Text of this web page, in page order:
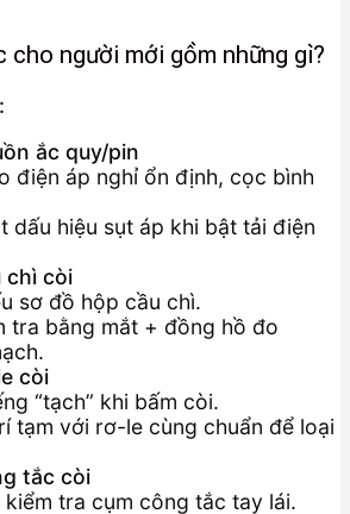
cho người mới gồm những gì?
ắc quy/pin
điện áp nghỉ ổn định, cọc bình
dấu hiệu sụt áp khi bật tải điện
chì còi
sơ đồ hộp cầu chì.
tra bằng mắt + đồng hồ đo
còi
“tạch” khi bấm còi.
tạm với rơ-le cùng chuẩn để loại
tắc còi
kiểm tra cụm công tắc tay lái.